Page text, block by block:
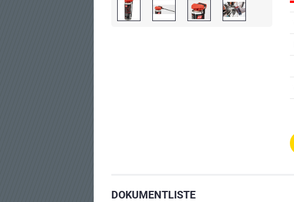
DOKUMENTLISTE